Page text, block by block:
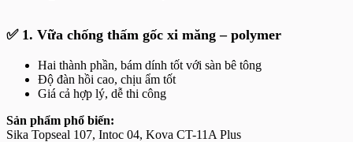
✅ 1. Vữa chống thấm gốc xi măng – polymer
Hai thành phần, bám dính tốt với sàn bê tông
Độ đàn hồi cao, chịu ẩm tốt
Giá cả hợp lý, dễ thi công
Sản phẩm phổ biến:
Sika Topseal 107, Intoc 04, Kova CT-11A Plus